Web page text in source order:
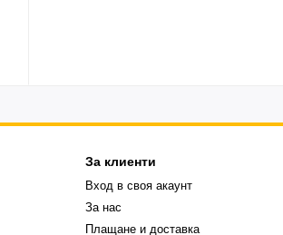
За клиенти
Вход в своя акаунт
За нас
Плащане и доставка